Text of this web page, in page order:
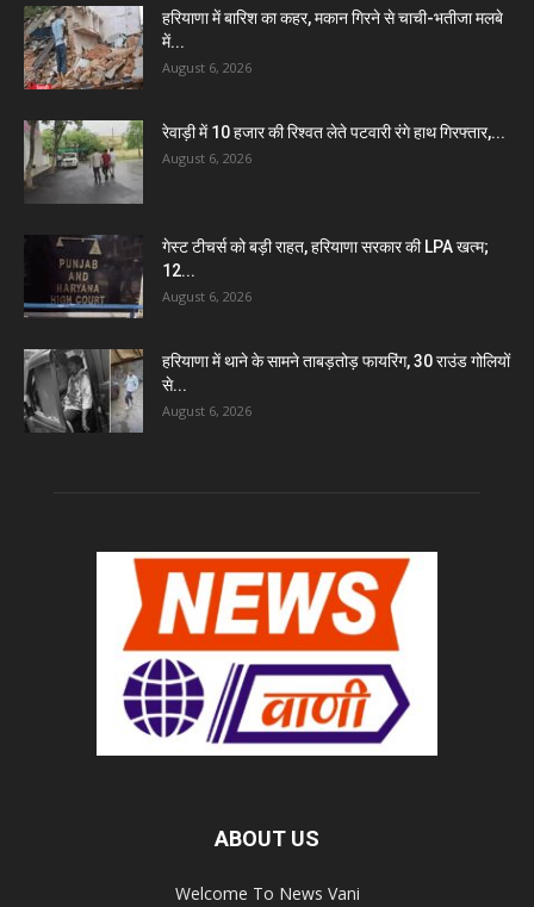
हरियाणा में बारिश का कहर, मकान गिरने से चाची-भतीजा मलबे
में...
August 6, 2026
रेवाड़ी में 10 हजार की रिश्वत लेते पटवारी रंगे हाथ गिरफ्तार,...
August 6, 2026
गेस्ट टीचर्स को बड़ी राहत, हरियाणा सरकार की LPA खत्म;
12...
August 6, 2026
हरियाणा में थाने के सामने ताबड़तोड़ फायरिंग, 30 राउंड गोलियों
से...
August 6, 2026
ABOUT US
Welcome To News Vani